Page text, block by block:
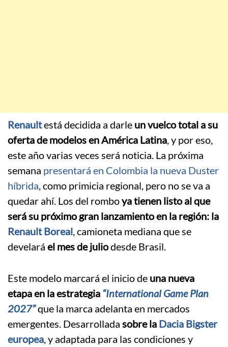
Renaultestá decidida a darle un vuelco total a su
oferta de modelos en América Latina, y por eso,
este año varias veces será noticia. La próxima
semana presentará en Colombia la nueva Duster
híbrida, como primicia regional, pero no se va a
quedar ahí. Los del romboya tienen listo al que
será su próximo gran lanzamiento en la región: la
Renault Boreal, camioneta mediana que se
develará el mes de juliodesde Brasil.
Este modelo marcará el inicio de una nueva
etapa en la estrategia “International Game Plan
2027”que la marca adelanta en mercados
emergentes. Desarrollada sobre la Dacia Bigster
europea, y adaptada para las condiciones y